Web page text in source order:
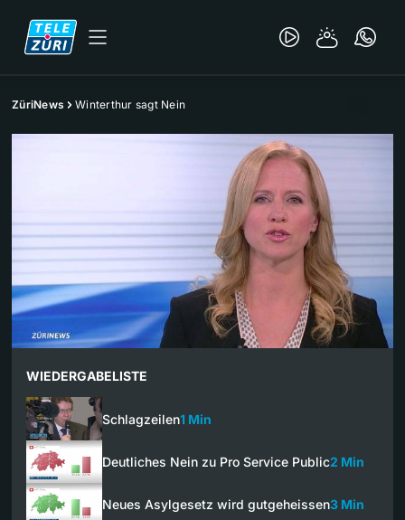
ZüriNews Winterthur sagt Nein
WIEDERGABELISTE
Schlagzeilen1 Min
Deutliches Nein zu Pro Service Public2 Min
Neues Asylgesetz wird gutgeheissen3 Min